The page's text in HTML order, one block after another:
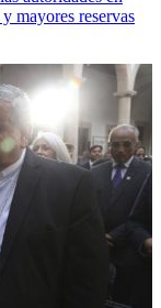
mayores reservas